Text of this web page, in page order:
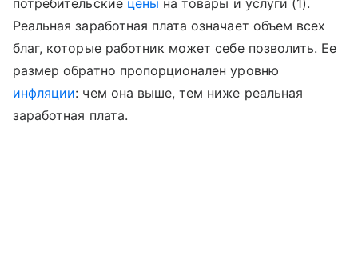
Реальная заработная плата означает объем всех
благ, которые работник может себе позволить. Ее
размер обратно пропорционален уровню
инфляции: чем она выше, тем ниже реальная
заработная плата.